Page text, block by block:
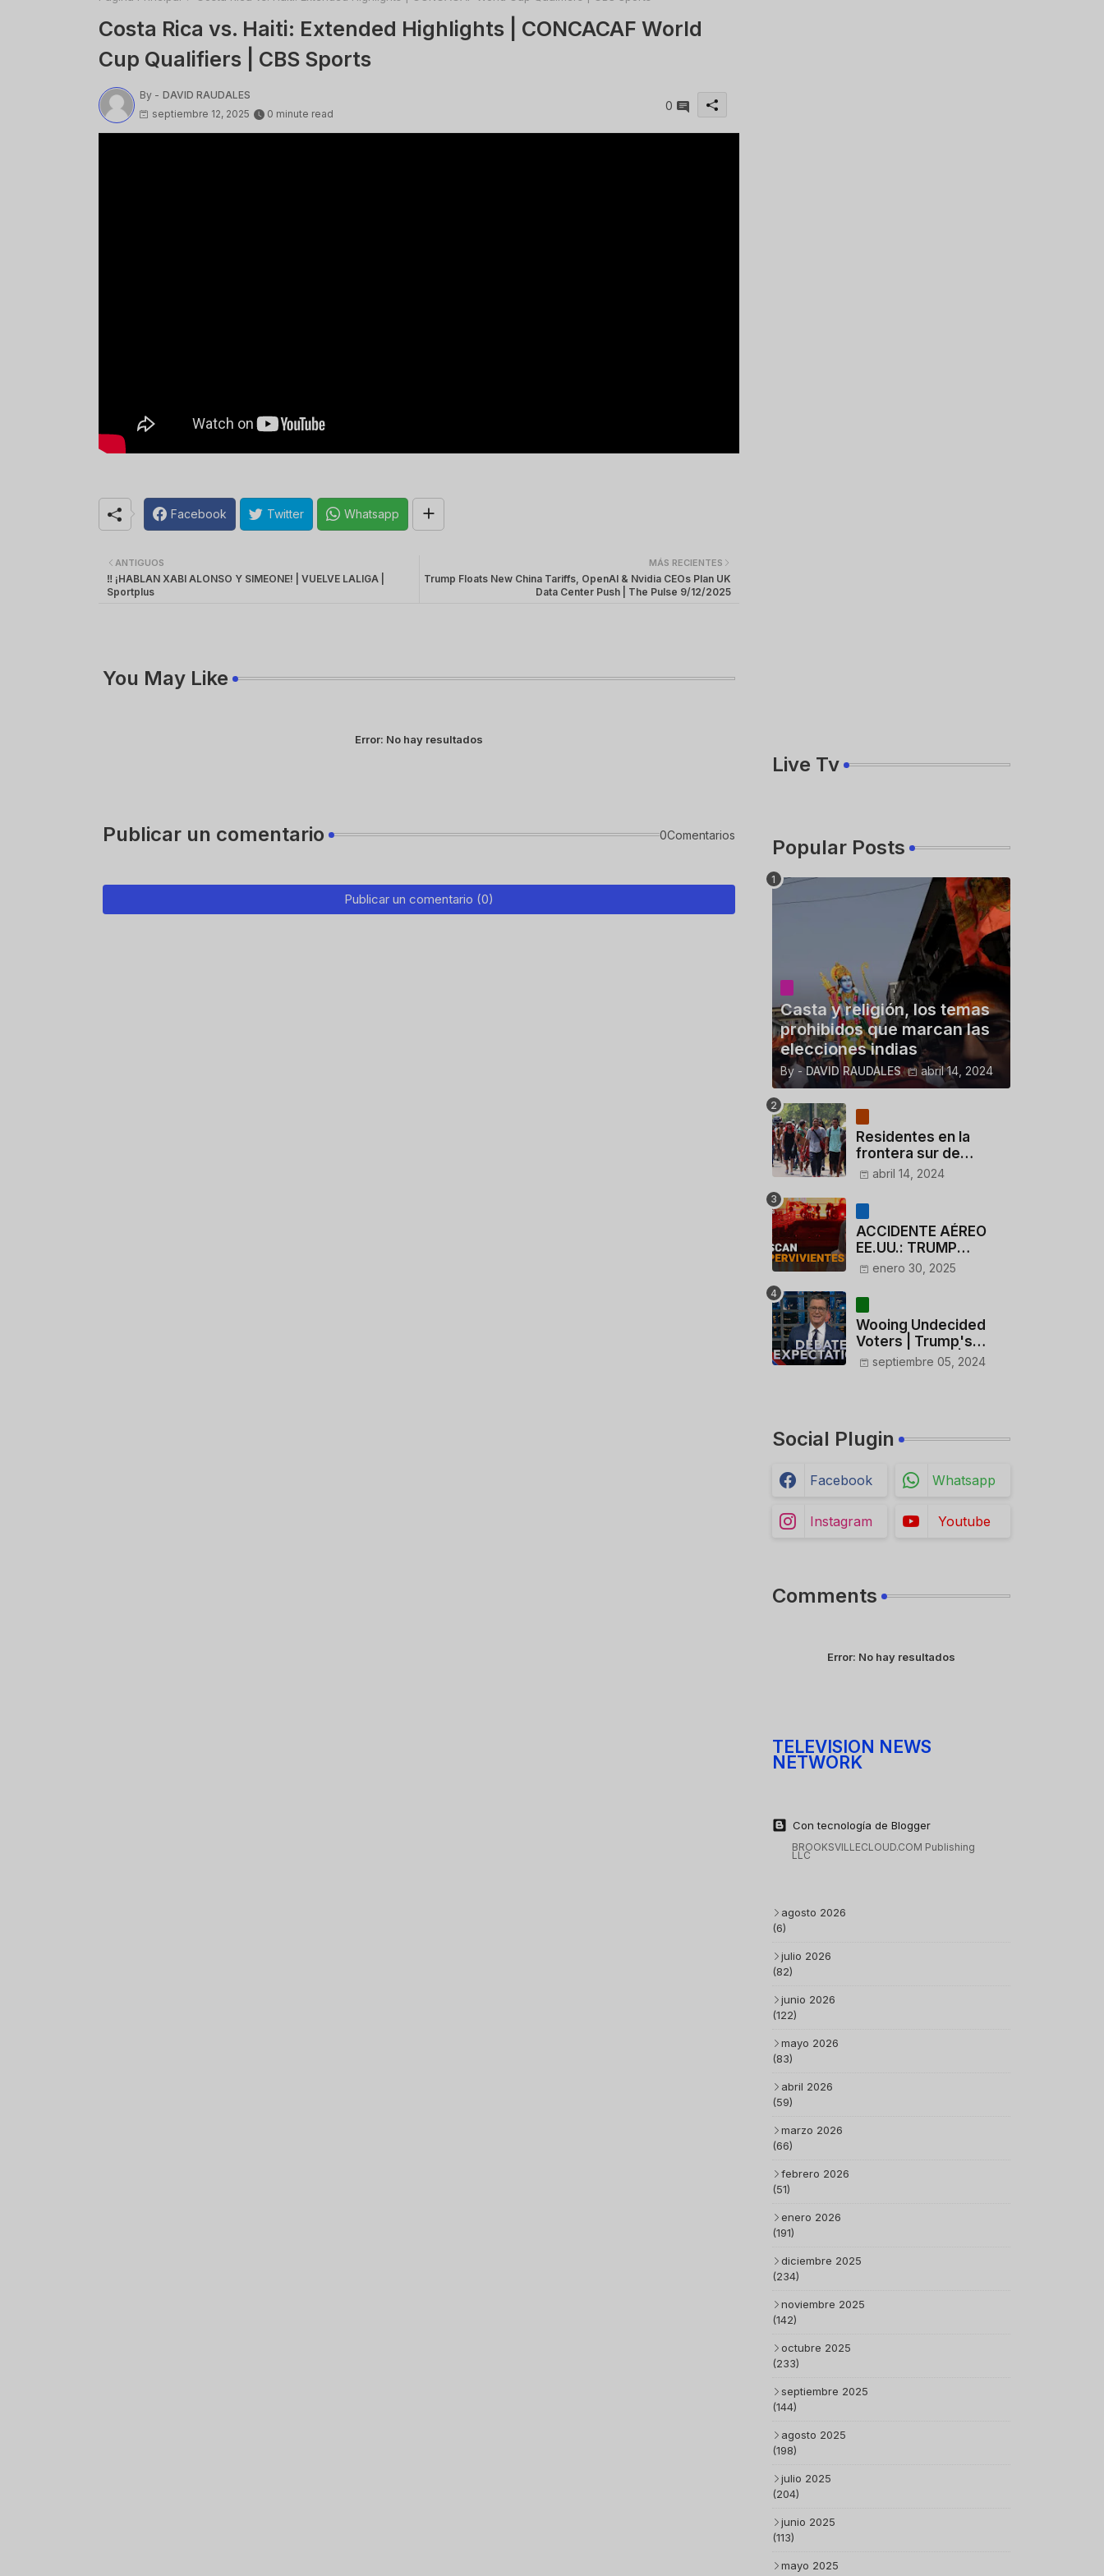
Costa Rica vs. Haiti: Extended Highlights | CONCACAF World
Cup Qualifiers | CBS Sports
By - DAVID RAUDALES
septiembre 12, 2025
0 minute read
0
Facebook Twitter Whatsapp
MÁS RECIENTES
Trump Floats New China Tariffs, OpenAI & Nvidia CEOs Plan UK
Data Center Push | The Pulse 9/12/2025
ANTIGUOS
‼️ ¡HABLAN XABI ALONSO Y SIMEONE! | VUELVE LALIGA |
Sportplus
You May Like
Error: No hay resultados
Publicar un comentario 0Comentarios
Publicar un comentario (0)
Live Tv
Popular Posts
Casta y religión, los temas
prohibidos que marcan las
elecciones indias
By - DAVID RAUDALES abril 14, 2024
Residentes en la
frontera sur de
México critican a
dólares a migrantes
deportados
abril 14, 2024
ACCIDENTE AÉREO
EE.UU.: TRUMP
CUESTIONA LA
ACTUACIÓN DE LOS
CONTROLADORES y
PILOTO del
HELICÓPTERO
enero 30, 2025
Wooing Undecided
Voters | Trump's
Marijuana Plan | 1990s
septiembre 05, 2024
Social Plugin
Facebook Whatsapp
Instagram Youtube
Comments
Error: No hay resultados
TELEVISION NEWS
NETWORK
Con tecnología de Blogger
BROOKSVILLECLOUD.COM Publishing
LLC
agosto 2026
(6)
julio 2026
(82)
junio 2026
(122)
mayo 2026
(83)
abril 2026
(59)
marzo 2026
(66)
febrero 2026
(51)
enero 2026
(191)
diciembre 2025
(234)
noviembre 2025
(142)
octubre 2025
(233)
septiembre 2025
(144)
agosto 2025
(198)
julio 2025
(204)
junio 2025
(113)
mayo 2025